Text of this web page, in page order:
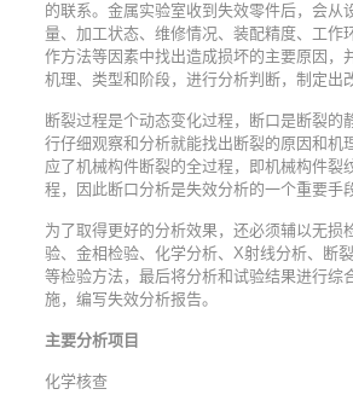
的联系。金属实验室收到失效零件后，会从
量、加工状态、维修情况、装配精度、工作
作方法等因素中找出造成损坏的主要原因，
机理、类型和阶段，进行分析判断，制定出
断裂过程是个动态变化过程，断口是断裂的
行仔细观察和分析就能找出断裂的原因和机
应了机械构件断裂的全过程，即机械构件裂
程，因此断口分析是失效分析的一个重要手段
为了取得更好的分析效果，还必须辅以无损
验、金相检验、化学分析、X射线分析、断
等检验方法，最后将分析和试验结果进行综
施，编写失效分析报告。
主要分析项目
化学核查